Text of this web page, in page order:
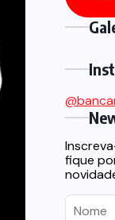
fique